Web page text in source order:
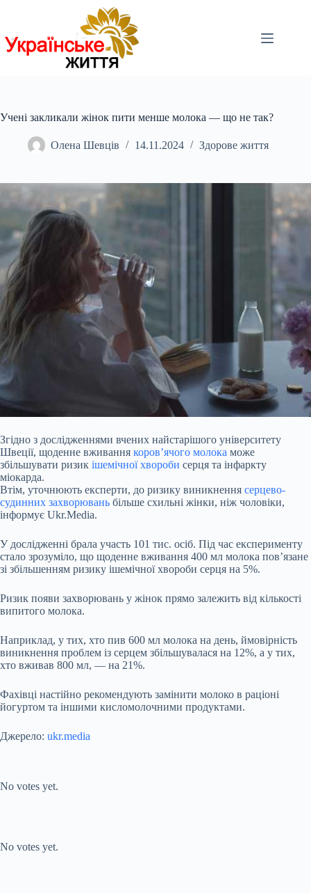
Учені закликали жінок пити менше молока — що не так?
Олена Шевців 14.11.2024 Здорове життя
Згідно з дослідженнями вчених найстарішого університету
Швеції, щоденне вживання коров’ячого молока може
збільшувати ризик ішемічної хвороби серця та інфаркту
міокарда.
Втім, уточнюють експерти, до ризику виникнення серцево-
судинних захворювань більше схильні жінки, ніж чоловіки,
інформує Ukr.Media.
У дослідженні брала участь 101 тис. осіб. Під час експерименту
стало зрозуміло, що щоденне вживання 400 мл молока пов’язане
зі збільшенням ризику ішемічної хвороби серця на 5%.
Ризик появи захворювань у жінок прямо залежить від кількості
випитого молока.
Наприклад, у тих, хто пив 600 мл молока на день, ймовірність
виникнення проблем із серцем збільшувалася на 12%, а у тих,
хто вживав 800 мл, — на 21%.
Фахівці настійно рекомендують замінити молоко в раціоні
йогуртом та іншими кисломолочними продуктами.
Джерело: ukr.media
No votes yet.
No votes yet.